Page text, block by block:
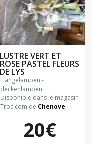
LUSTRE VERT ET
ROSE PASTEL FLEURS
DE LYS
hängelampen -
deckenlampen
Disponible dans le magasin
Troc.com de Chenove
20€